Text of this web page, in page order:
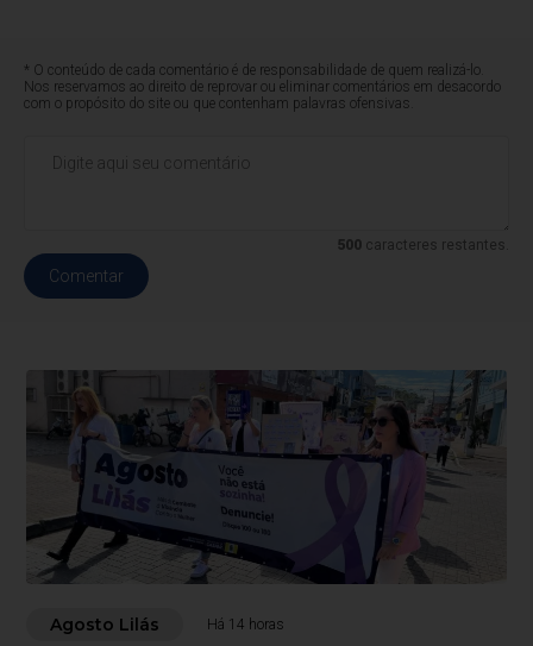
* O conteúdo de cada comentário é de responsabilidade de quem realizá-lo.
Nos reservamos ao direito de reprovar ou eliminar comentários em desacordo
com o propósito do site ou que contenham palavras ofensivas.
500caracteres restantes.
Comentar
Agosto Lilás Há 14 horas